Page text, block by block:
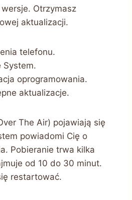
Otrzymasz
aktualizacji.
telefonu.
System.
oprogramowania.
aktualizacje.
The Air) pojawiają się
powiadomi Cię o
Pobieranie trwa kilka
od 10 do 30 minut.
restartować.